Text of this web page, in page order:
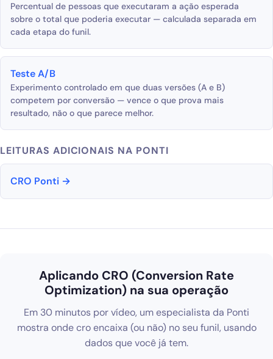
Percentual de pessoas que executaram a ação esperada
sobre o total que poderia executar — calculada separada em
cada etapa do funil.
Teste A/B
Experimento controlado em que duas versões (A e B)
competem por conversão — vence o que prova mais
resultado, não o que parece melhor.
LEITURAS ADICIONAIS NA PONTI
CRO Ponti →
Aplicando CRO (Conversion Rate
Optimization) na sua operação
Em 30 minutos por vídeo, um especialista da Ponti
mostra onde cro encaixa (ou não) no seu funil, usando
dados que você já tem.